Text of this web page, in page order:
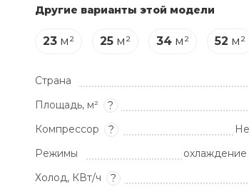
Другие варианты этой модели
23м² 25м² 34м² 52 м²
Страна
Площадь, м²
?
Компрессор
?
Режимы
Холод, КВт/ч
?